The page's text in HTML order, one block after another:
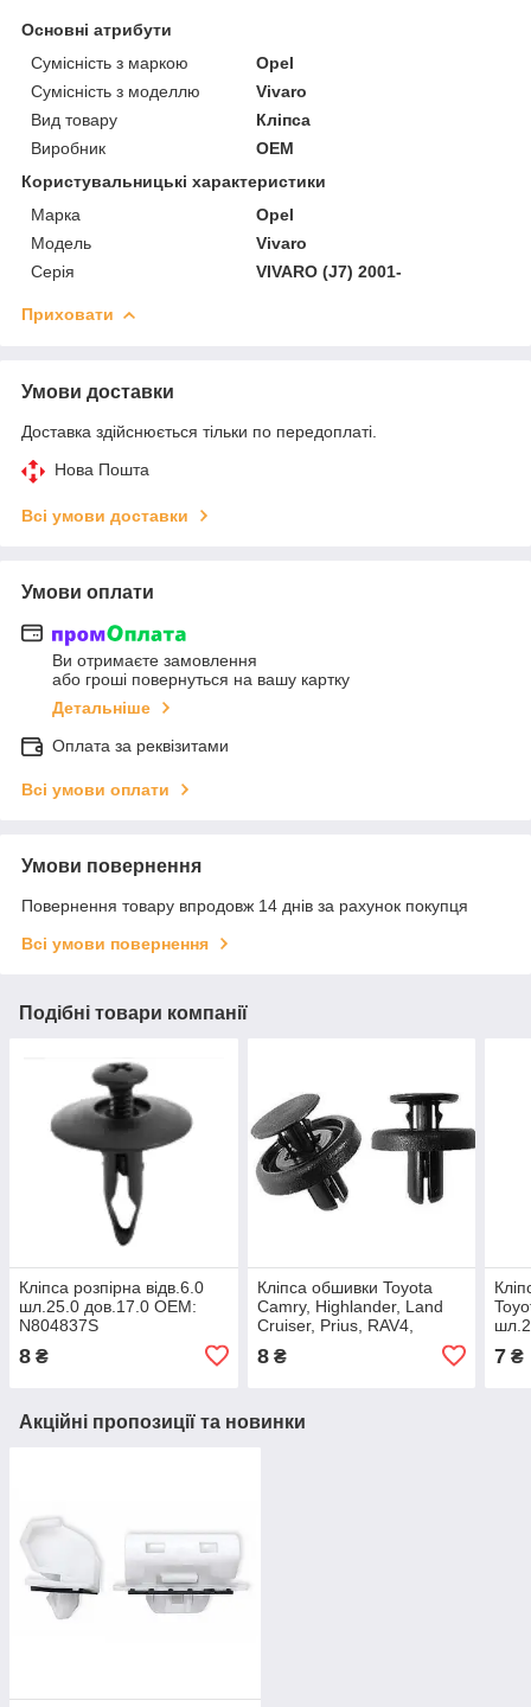
Основні атрибути
Сумісність з маркою
Opel
Сумісність з моделлю
Vivaro
Вид товару
Кліпса
Виробник
OEM
Користувальницькі характеристики
Марка
Opel
Модель
Vivaro
Серія
VIVARO (J7) 2001-
Приховати
Умови доставки
Доставка здійснюється тільки по передоплаті.
Нова Пошта
Всі умови доставки
Умови оплати
Ви отримаєте замовлення
або гроші повернуться на вашу картку
Детальніше
Оплата за реквізитами
Всі умови оплати
Умови повернення
Повернення товару впродовж 14 днів за рахунок покупця
Всі умови повернення
Подібні товари компанії
Кліпса розпірна відв.6.0
шл.25.0 дов.17.0 OEM:
N804837S
8 ₴
Кліпса обшивки Toyota
Camry, Highlander, Land
Cruiser, Prius, RAV4,
(отв.7,0мм) 90467-07215,
8₴ 7 ₴
Акційні пропозиції та новинки